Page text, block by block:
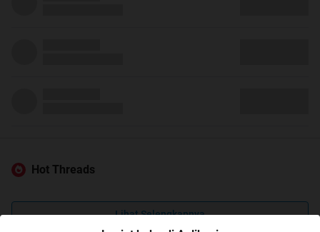
Hot Threads
Lihat Selengkapnya